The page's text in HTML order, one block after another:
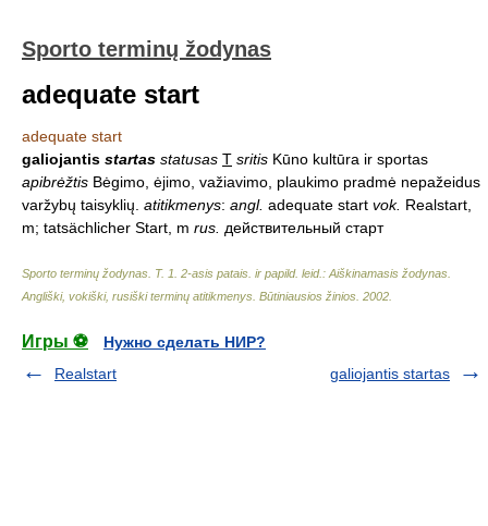
Sporto terminų žodynas
adequate start
adequate start
galiojantis startas statusas T sritis Kūno kultūra ir sportas
apibrėžtis Bėgimo, ėjimo, važiavimo, plaukimo pradmė nepažeidus
varžybų taisyklių. atitikmenys: angl. adequate start vok. Realstart,
m; tatsächlicher Start, m rus. действительный старт
Sporto terminų žodynas. T. 1. 2-asis patais. ir papild. leid.: Aiškinamasis žodynas.
Angliški, vokiški, rusiški terminų atitikmenys. Būtiniausios žinios 2002
Игры ⚽
Нужно сделать НИР?
Realstart
galiojantis startas